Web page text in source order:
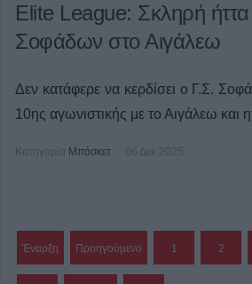
Elite League: Σκληρή ήττα
Σοφάδων στο Αιγάλεω
Δεν κατάφερε να κερδίσει ο Γ.Σ.
10ης αγωνιστικής με το Αιγάλεω και
Κατηγορία Μπάσκετ 06 Δεκ 2025
Έναρξη Προηγούμενο 1 2